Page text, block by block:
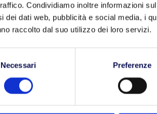
Condividiamo inoltre informazioni
dei dati web, pubblicità e social media, i
raccolto dal suo utilizzo dei loro servizi.
Necessari Preferenze